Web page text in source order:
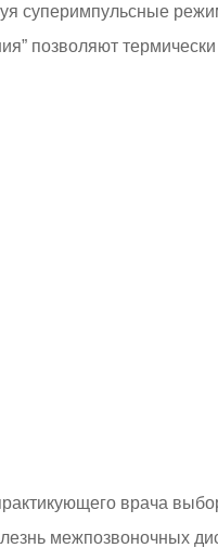
суперимпульсные
позволяют термически
врача
межпозвоночных